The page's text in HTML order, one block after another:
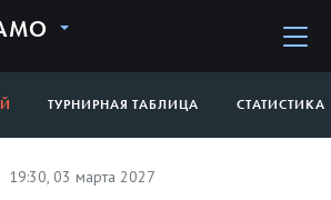
ТУРНИРНАЯ ТАБЛИЦА СТАТИСТИКА
19:30, 03 марта 2027